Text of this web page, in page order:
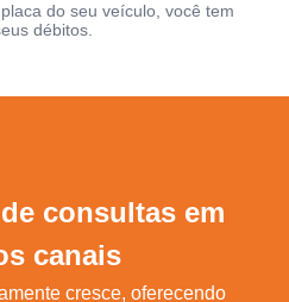
do seu veículo, você tem
débitos.
consultas em
canais
cresce, oferecendo